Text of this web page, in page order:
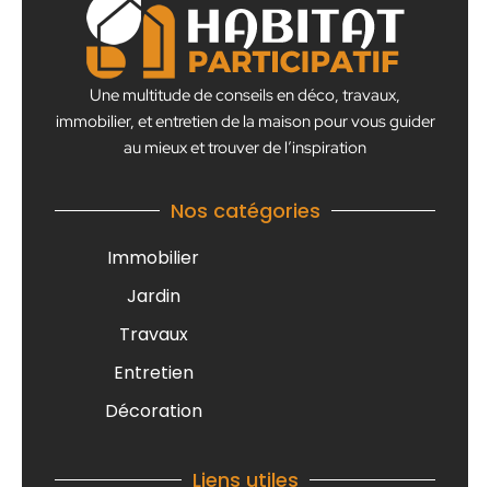
Une multitude de conseils en déco, travaux,
immobilier, et entretien de la maison pour vous guider
au mieux et trouver de l’inspiration
Nos catégories
Immobilier
Jardin
Travaux
Entretien
Décoration
Liens utiles